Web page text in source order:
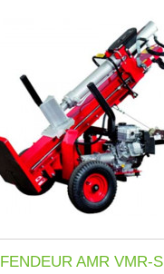
FENDEUR AMR VMR-S